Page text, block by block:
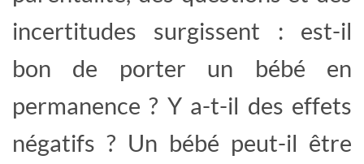
incertitudes surgissent : est-il
bon de porter un bébé en
permanence ? Y a-t-il des effets
négatifs ? Un bébé peut-il être